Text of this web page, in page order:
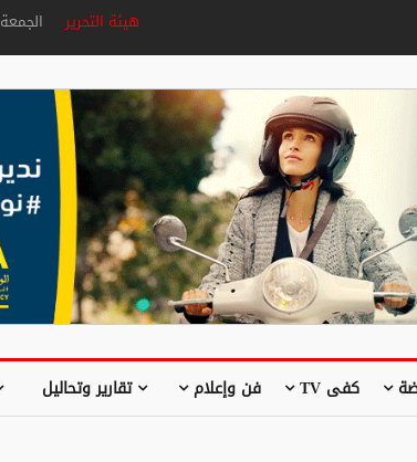
هيئة التحريرالجمعة 07 غشت 2026 العدد : 5491
كفى TV فن وإعلام تقارير وتحاليل